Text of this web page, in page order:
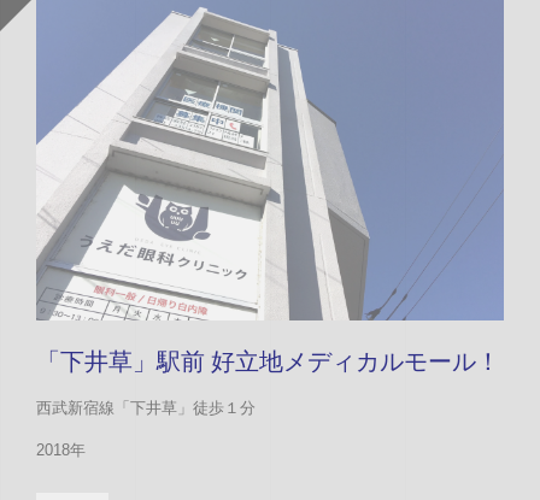
「下井草」駅前 好立地メディカルモール！
西武新宿線「下井草」徒歩１分
2018年